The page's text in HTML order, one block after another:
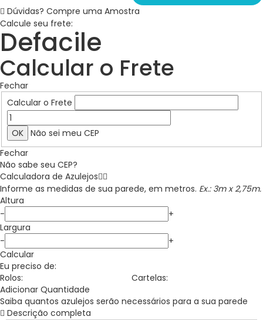
Dúvidas? Compre uma Amostra
Calcule seu frete:
Defacile
Calcular o Frete
Fechar
Calcular o Frete
Não sei meu CEP
Fechar
Não sabe seu CEP?
Calculadora de Azulejos
Informe as medidas de sua parede, em metros. Ex.: 3m x 2,75m.
Altura
-
+
Largura
-
+
Calcular
Eu preciso de:
Rolos:
Cartelas:
Adicionar Quantidade
Saiba quantos azulejos serão necessários para a sua parede
Descrição completa